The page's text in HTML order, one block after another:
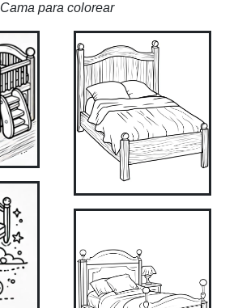
Cama para colorear